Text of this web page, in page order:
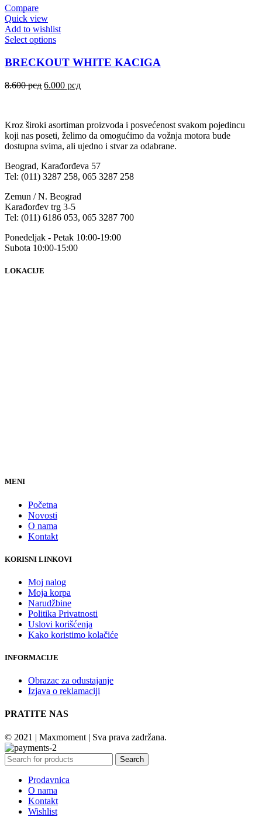
Compare
Quick view
Add to wishlist
Select options
BRECKOUT WHITE KACIGA
8.600рсд 6.000 рсд
Kroz široki asortiman proizvoda i posvećenost svakom pojedincu
koji nas poseti, želimo da omogućimo da vožnja motora bude
dostupna svima, ali ujedno i stvar za odabrane.
Beograd, Karađorđeva 57
Tel: (011) 3287 258, 065 3287 258
Zemun / N. Beograd
Karađorđev trg 3-5
Tel: (011) 6186 053, 065 3287 700
Ponedeljak - Petak 10:00-19:00
Subota 10:00-15:00
LOKACIJE
MENI
Početna
Novosti
O nama
Kontakt
KORISNI LINKOVI
Moj nalog
Moja korpa
Narudžbine
Politika Privatnosti
Uslovi korišćenja
Kako koristimo kolačiće
INFORMACIJE
Obrazac za odustajanje
Izjava o reklamaciji
PRATITE NAS
© 2021 | Maxmoment | Sva prava zadržana.
Search
Prodavnica
O nama
Kontakt
Wishlist